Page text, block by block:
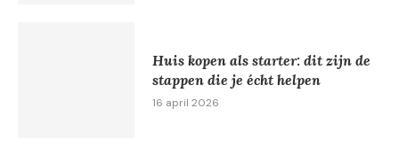
Huis kopen als starter: dit zijn de
stappen die je écht helpen
16 april 2026